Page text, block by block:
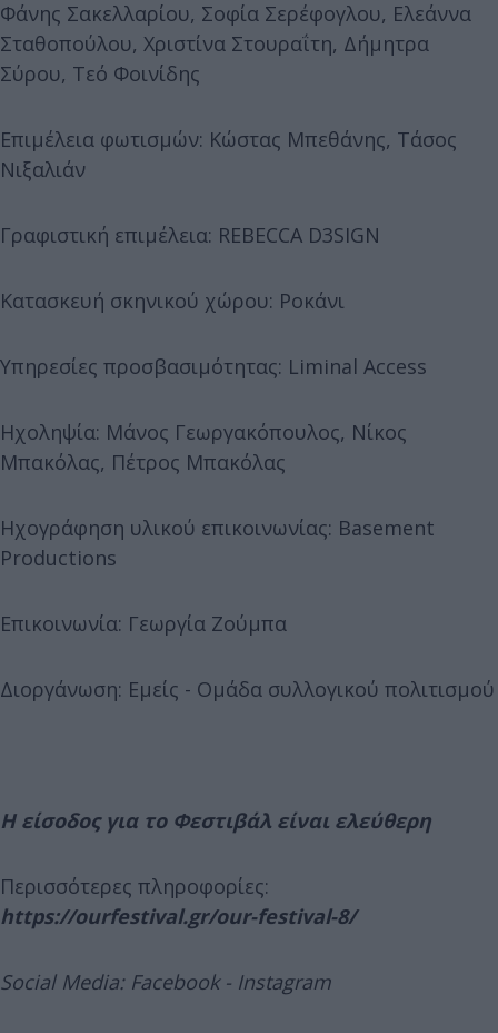
Φάνης Σακελλαρίου, Σοφία Σερέφογλου, Ελεάννα
Σταθοπούλου, Χριστίνα Στουραΐτη, Δήμητρα
Σύρου, Τεό Φοινίδης
Επιμέλεια φωτισμών: Κώστας Μπεθάνης, Τάσος
Νιξαλιάν
Γραφιστική επιμέλεια: REBECCA D3SIGN
Κατασκευή σκηνικού χώρου: Ροκάνι
Υπηρεσίες προσβασιμότητας: Liminal Access
Ηχοληψία: Μάνος Γεωργακόπουλος, Νίκος
Μπακόλας, Πέτρος Μπακόλας
Ηχογράφηση υλικού επικοινωνίας: Basement
Productions
Επικοινωνία: Γεωργία Ζούμπα
Διοργάνωση: Εμείς - Ομάδα συλλογικού πολιτισμού
Η είσοδος για το Φεστιβάλ είναι ελεύθερη
Περισσότερες πληροφορίες:
https://ourfestival.gr/our-festival-8/
Social Media: Facebook - Instagram